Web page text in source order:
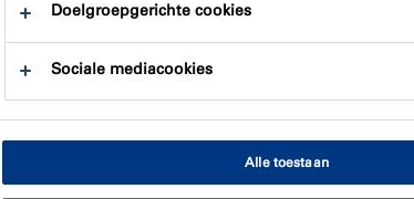
Doelgroepgerichte cookies
Sociale mediacookies
Alle toestaan